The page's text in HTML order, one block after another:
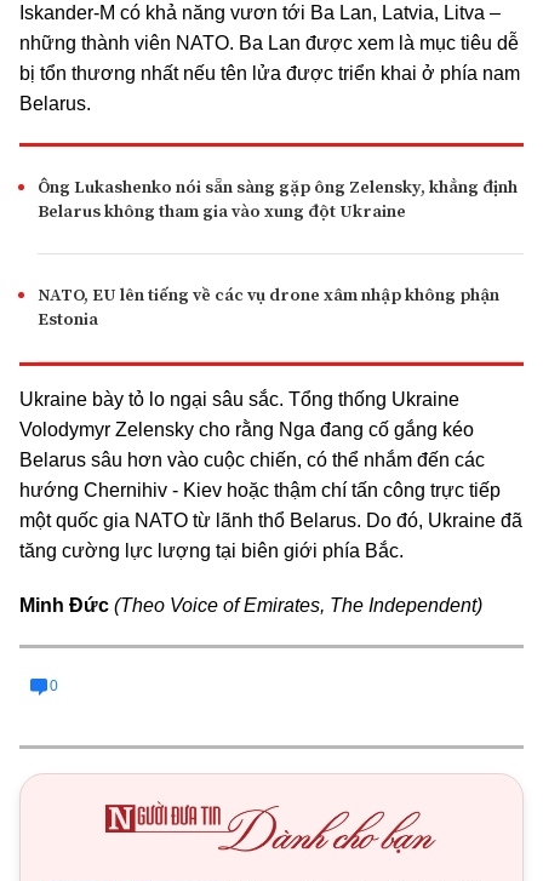
Iskander-M có khả năng vươn tới Ba Lan, Latvia, Litva –
những thành viên NATO. Ba Lan được xem là mục tiêu dễ
bị tổn thương nhất nếu tên lửa được triển khai ở phía nam
Belarus.
Ông Lukashenko nói sẵn sàng gặp ông Zelensky, khẳng định
Belarus không tham gia vào xung đột Ukraine
NATO, EU lên tiếng về các vụ drone xâm nhập không phận
Estonia
Ukraine bày tỏ lo ngại sâu sắc. Tổng thống Ukraine
Volodymyr Zelensky cho rằng Nga đang cố gắng kéo
Belarus sâu hơn vào cuộc chiến, có thể nhắm đến các
hướng Chernihiv - Kiev hoặc thậm chí tấn công trực tiếp
một quốc gia NATO từ lãnh thổ Belarus. Do đó, Ukraine đã
tăng cường lực lượng tại biên giới phía Bắc.
Minh Đức (Theo Voice of Emirates, The Independent)
0